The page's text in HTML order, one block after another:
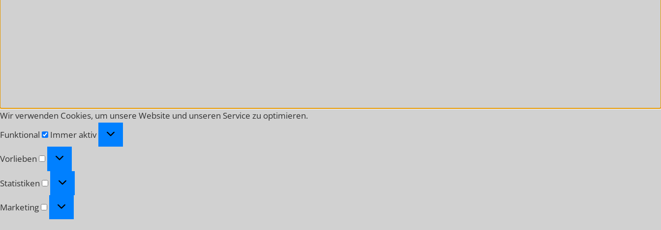
Wir verwenden Cookies, um unsere Website und unseren Service zu optimieren.
Funktional
Funktional
Immer aktiv
Vorlieben Vorlieben
Statistiken Statistiken
Marketing Marketing